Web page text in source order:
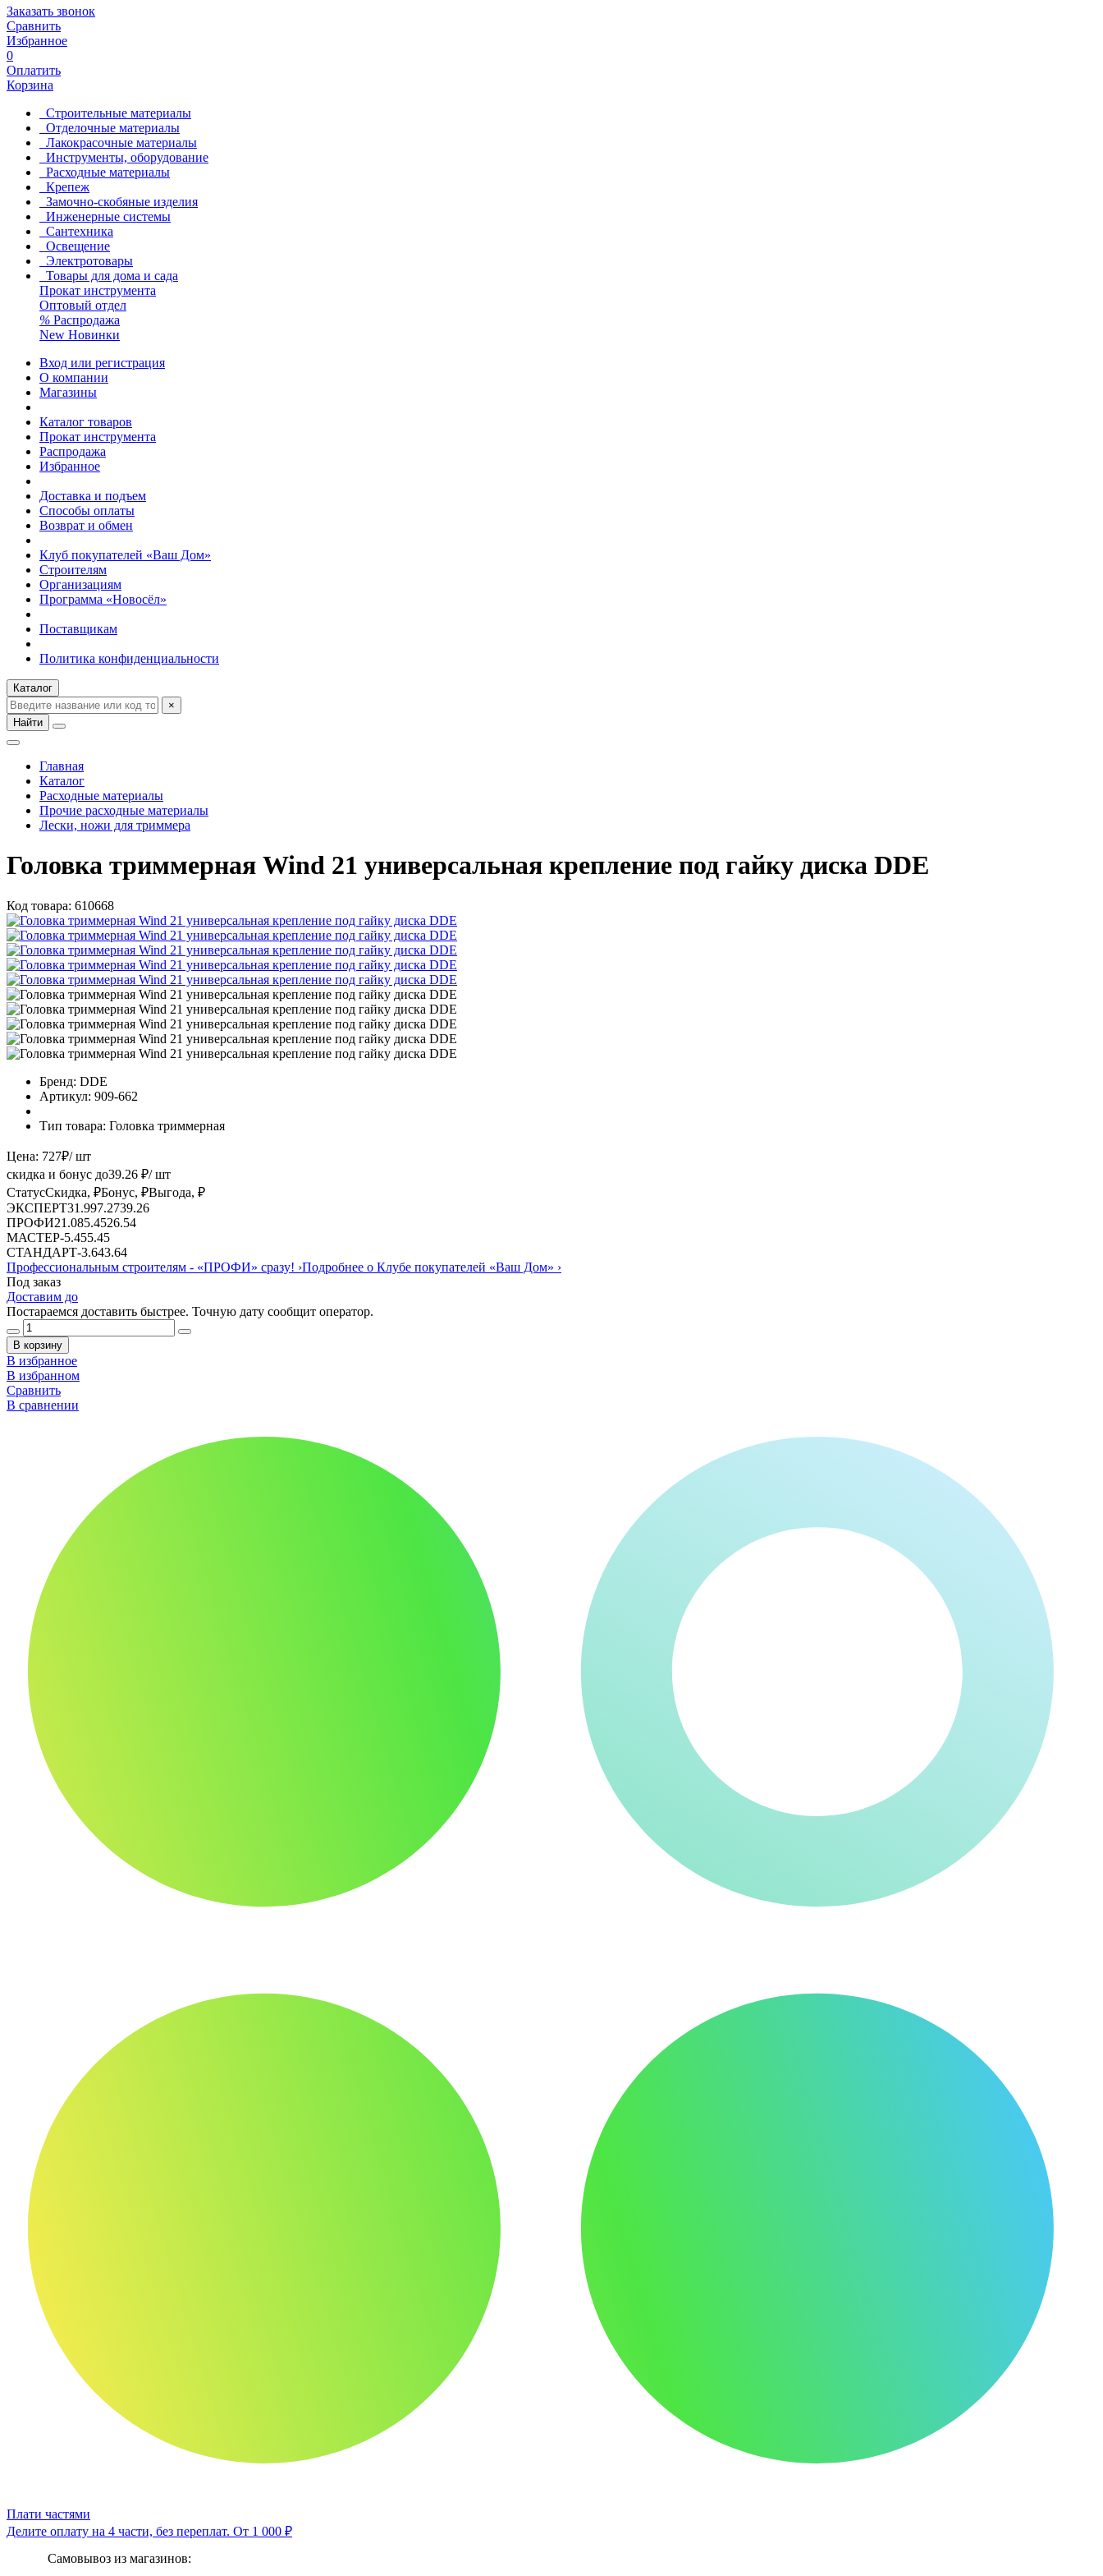
Заказать звонок
Сравнить
Избранное
0
Оплатить
Корзина
Строительные материалы
Отделочные материалы
Лакокрасочные материалы
Инструменты, оборудование
Расходные материалы
Крепеж
Замочно-скобяные изделия
Инженерные системы
Сантехника
Освещение
Электротовары
Товары для дома и сада
Прокат инструмента
Оптовый отдел
% Распродажа
New Новинки
Вход или регистрация
О компании
Магазины
Каталог товаров
Прокат инструмента
Распродажа
Избранное
Доставка и подъем
Способы оплаты
Возврат и обмен
Клуб покупателей «Ваш Дом»
Строителям
Организациям
Программа «Новосёл»
Поставщикам
Политика конфиденциальности
Каталог
×
Найти
Главная
Каталог
Расходные материалы
Прочие расходные материалы
Лески, ножи для триммера
Головка триммерная Wind 21 универсальная крепление под гайку диска DDE
Код товара: 610668
Бренд: DDE
Артикул: 909-662
Тип товара: Головка триммерная
Цена: 727₽/ шт
скидка и бонус до39.26 ₽/ шт
СтатусСкидка, ₽Бонус, ₽Выгода, ₽
ЭКСПЕРТ31.997.2739.26
ПРОФИ21.085.4526.54
МАСТЕР-5.455.45
СТАНДАРТ-3.643.64
Профессиональным строителям - «ПРОФИ» сразу! ›Подробнее о Клубе покупателей «Ваш Дом» ›
Под заказ
Доставим до
Постараемся доставить быстрее. Точную дату сообщит оператор.
В корзину
В избранное
В избранном
Сравнить
В сравнении
Плати частями
Делите оплату на 4 части, без переплат. От 1 000 ₽
Самовывоз из магазинов: